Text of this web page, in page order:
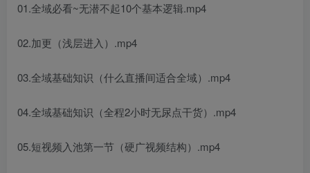
01.全域必看~无潜不起10个基本逻辑.mp4
02.加更（浅层进入）.mp4
03.全域基础知识（什么直播间适合全域）.mp4
04.全域基础知识（全程2小时无尿点干货）.mp4
05.短视频入池第一节（硬广视频结构）.mp4